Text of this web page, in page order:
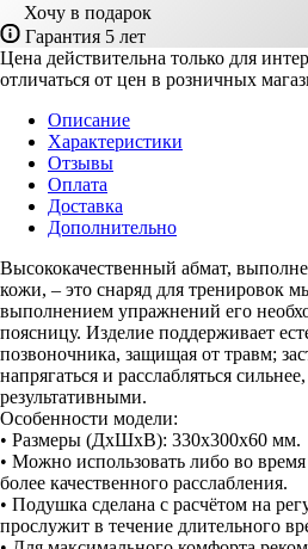
Хочу в подарок
Гарантия 5 лет
Цена действительна только для
отличаться от цен в розничных
Описание
Характеристики
Отзывы
Оплата
Доставка
Дополнительно
Высококачественный абмат,
кожи, – это снаряд для тренировок
выполнением упражнений его
поясницу. Изделие поддерживает
позвоночника, защищая от травм;
напрягаться и расслабляться
результативными.
Особенности модели:
• Размеры (ДхШхВ): 330х300х60 мм.
• Можно использовать либо во
более качественного расслабления.
• Подушка сделана с расчётом на
прослужит в течение длительного